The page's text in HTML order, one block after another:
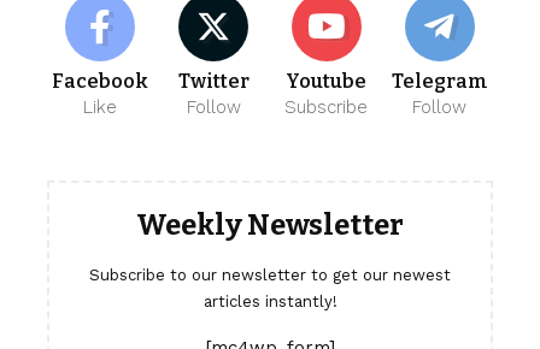
Facebook
Like
Twitter
Follow
Youtube
Subscribe
Telegram
Follow
Weekly Newsletter
Subscribe to our newsletter to get our newest
articles instantly!